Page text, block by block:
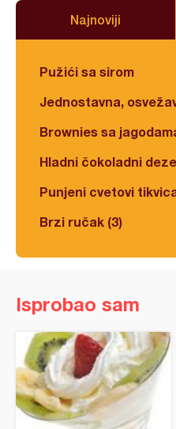
Najnoviji
Pužići sa sirom
Jednostavna,
Brownies sa
Hladni čokoladni
Punjeni cvetovi
Brzi ručak (3)
Isprobao sam